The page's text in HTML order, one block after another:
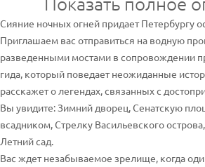
Сияние ночных огней придает Петербургу
Приглашаем вас отправиться на водную
разведенными мостами в сопровождении
гида, который поведает неожиданные
расскажет о легендах, связанных с
Вы увидите: Зимний дворец, Сенатскую
всадником, Стрелку Васильевского
Летний сад.
Вас ждет незабываемое зрелище, когда